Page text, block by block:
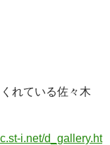
れている佐々木
i.net/d_gallery.ht